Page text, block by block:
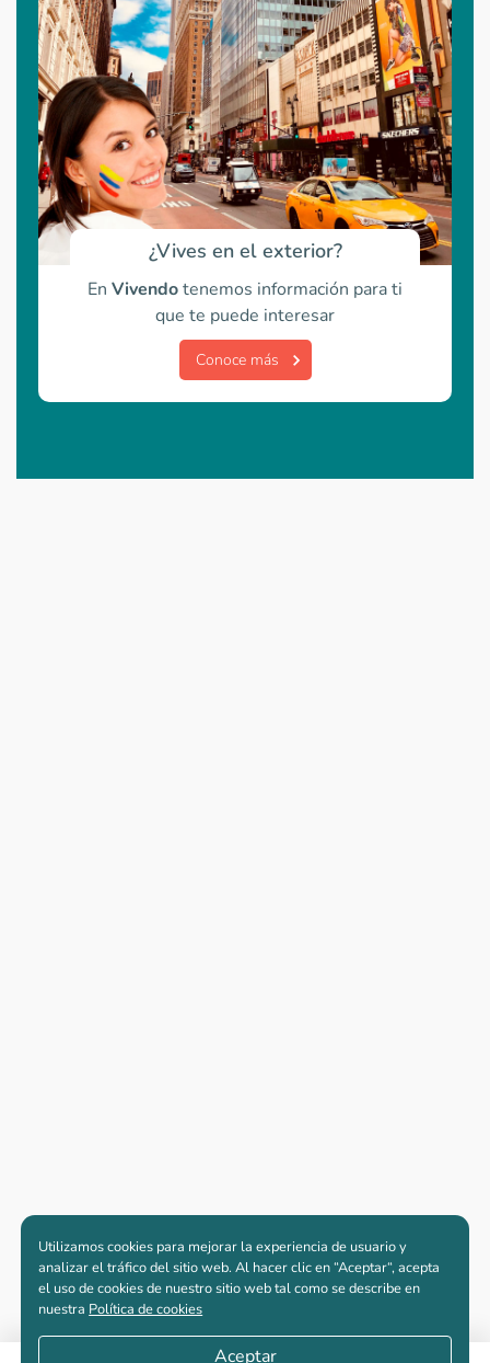
¿Vives en el exterior?
En Vivendotenemos información para ti
que te puede interesar
Conoce más
Utilizamos cookies para mejorar la experiencia de usuario y
analizar el tráfico del sitio web. Al hacer clic en “Aceptar“, acepta
el uso de cookies de nuestro sitio web tal como se describe en
nuestra Política de cookies
Aceptar